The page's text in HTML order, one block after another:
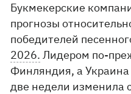
Букмекерские
прогнозы
победителей
2026. Лидером по-
Финляндия, а
две недели изменила